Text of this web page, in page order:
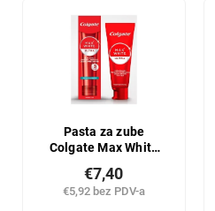
Pasta za zube
Colgate Max White
Pearls 50 ml
€5,92 bez PDV-a
€7,40